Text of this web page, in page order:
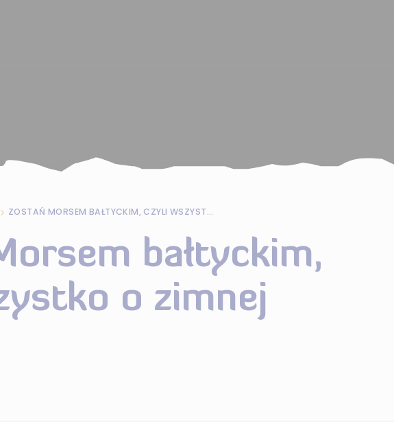
ZOSTAŃ MORSEM BAŁTYCKIM, CZYLI WSZYSTKO O ZIMNEJ WODZIE!
bałtyckim,
o zimnej